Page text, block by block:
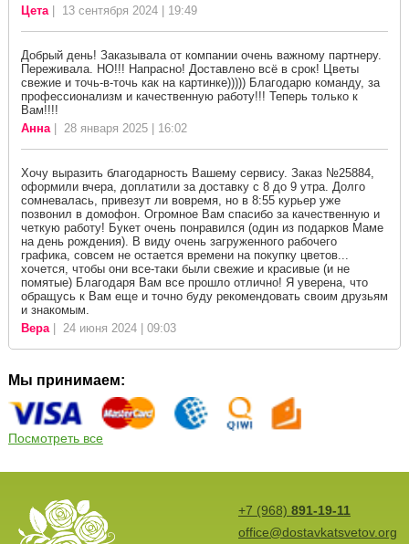
Цета| 13 сентября 2024 | 19:49
Добрый день! Заказывала от компании очень важному партнеру.
Переживала. НО!!! Напрасно! Доставлено всё в срок! Цветы
свежие и точь-в-точь как на картинке))))) Благодарю команду, за
профессионализм и качественную работу!!! Теперь только к
Вам!!!!
Анна| 28 января 2025 | 16:02
Хочу выразить благодарность Вашему сервису. Заказ №25884,
оформили вчера, доплатили за доставку с 8 до 9 утра. Долго
сомневалась, привезут ли вовремя, но в 8:55 курьер уже
позвонил в домофон. Огромное Вам спасибо за качественную и
четкую работу! Букет очень понравился (один из подарков Маме
на день рождения). В виду очень загруженного рабочего
графика, совсем не остается времени на покупку цветов...
хочется, чтобы они все-таки были свежие и красивые (и не
помятые) Благодаря Вам все прошло отлично! Я уверена, что
обращусь к Вам еще и точно буду рекомендовать своим друзьям
и знакомым.
Вера| 24 июня 2024 | 09:03
Мы принимаем:
Посмотреть все
+7 (968) 891-19-11
office@dostavkatsvetov.org